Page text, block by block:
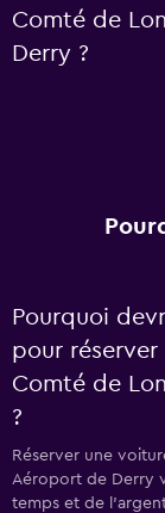
Comté de
Derry ?
Pourquoi
pour
Comté de
?
Réserver une
Aéroport de Derry
temps et de